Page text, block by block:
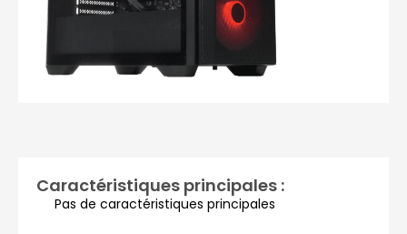
Caractéristiques principales :
Pas de caractéristiques principales